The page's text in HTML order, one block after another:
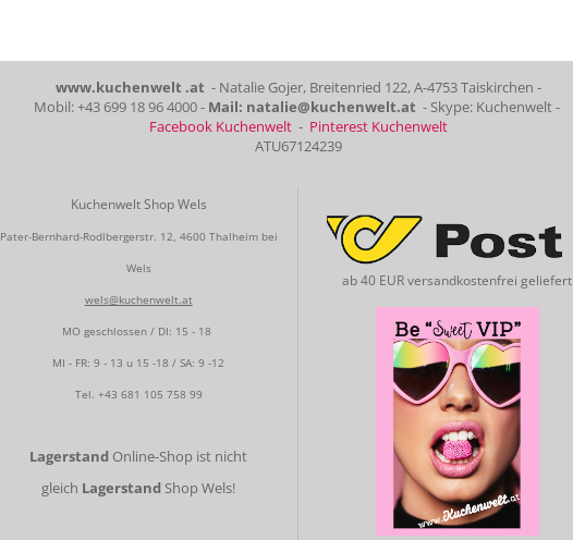
www.kuchenwelt .at - Natalie Gojer, Breitenried 122, A-4753 Taiskirchen -
Mobil: +43 699 18 96 4000 - Mail: natalie@kuchenwelt.at - Skype: Kuchenwelt -
Facebook Kuchenwelt - Pinterest Kuchenwelt
ATU67124239
Kuchenwelt Shop Wels
Pater-Bernhard-Rodlbergerstr. 12, 4600 Thalheim bei
Wels
wels@kuchenwelt.at
MO geschlossen / DI: 15 - 18
MI - FR: 9 - 13 u 15 -18 / SA: 9 -12
Tel. +43 681 105 758 99
Lagerstand Online-Shop ist nicht
gleich Lagerstand Shop Wels!
ab 40 EUR versandkostenfrei geliefert